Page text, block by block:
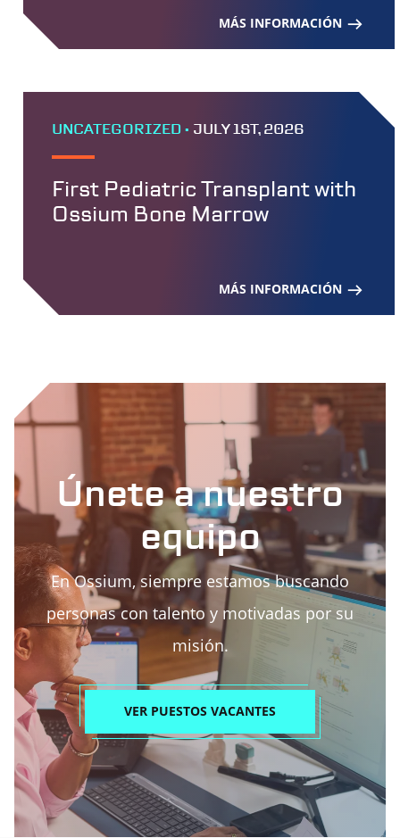
MÁS INFORMACIÓN
UNCATEGORIZED • JULY 1ST, 2026
First Pediatric Transplant with
Ossium Bone Marrow
MÁS INFORMACIÓN
Únete a nuestro
equipo
En Ossium, siempre estamos buscando
personas con talento y motivadas por su
misión.
VER PUESTOS VACANTES